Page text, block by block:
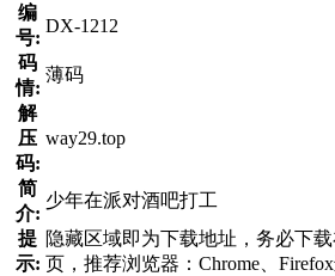
编
号:
DX-1212
码
情:
薄码
解
压
码:
way29.top
简
介:
少年在派对酒吧打工
提
示:
隐藏区域即为下载地址，务必下
页，推荐浏览器：Chrome、